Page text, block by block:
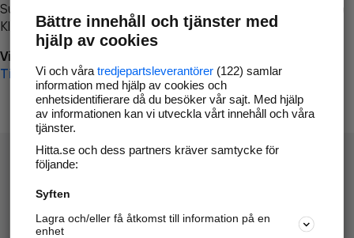
Surfa till
Klicka påTillbaka-knappen i webbläsaren och försök igen
Vi beklagar besväret!
Till startsidan
Hitta.se - Gratis nummerupplysning.
Sök företag, personer och platser.
Bättre innehåll och tjänster med
hjälp av cookies
Vi och våra tredjepartsleverantörer(122) samlar
information med hjälp av cookies och
enhetsidentifierare då du besöker vår sajt. Med hjälp
av informationen kan vi utveckla vårt innehåll och våra
tjänster.
Hitta.se och dess partners kräver samtycke för
följande:
Syften
Lagra och/eller få åtkomst till information på en
enhet